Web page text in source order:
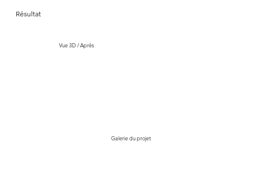
Résultat
Vue 3D / Après
Galerie du projet